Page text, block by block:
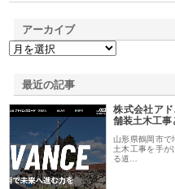
アーカイブ
最近の記事
株式会社ア
舗装土木工事
山形県鶴岡市で
土木工事を手が
る道…